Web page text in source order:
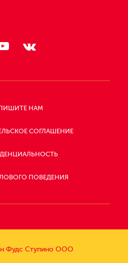
НАМ
СОГЛАШЕНИЕ
ПОВЕДЕНИЯ
Фудс Ступино ООО